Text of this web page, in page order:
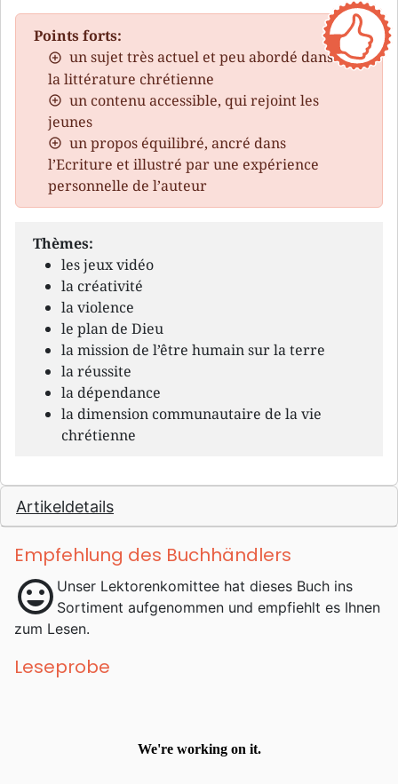
Points forts:
un sujet très actuel et peu abordé dans
la littérature chrétienne
un contenu accessible, qui rejoint les
jeunes
un propos équilibré, ancré dans
l’Ecriture et illustré par une expérience
personnelle de l’auteur
Thèmes:
les jeux vidéo
la créativité
la violence
le plan de Dieu
la mission de l’être humain sur la terre
la réussite
la dépendance
la dimension communautaire de la vie
chrétienne
Artikeldetails
Empfehlung des Buchhändlers
mood Unser Lektorenkomittee hat dieses Buch ins
Sortiment aufgenommen und empfiehlt es Ihnen
zum Lesen.
Leseprobe